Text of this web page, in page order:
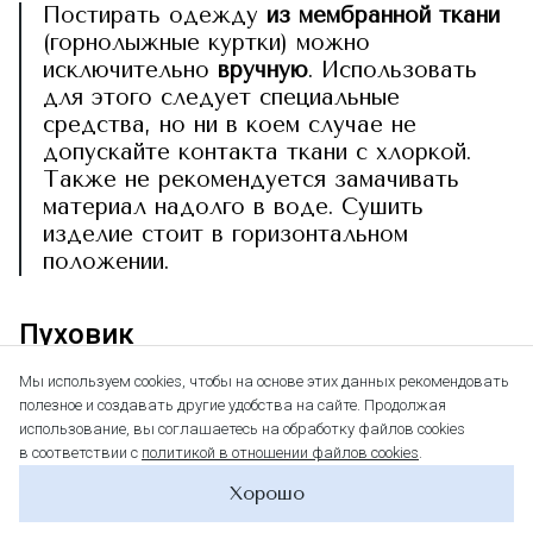
Постирать одежду из мембранной ткани
(горнолыжные куртки) можно
исключительно вручную. Использовать
для этого следует специальные
средства, но ни в коем случае не
допускайте контакта ткани с хлоркой.
Также не рекомендуется замачивать
материал надолго в воде. Сушить
изделие стоит в горизонтальном
положении.
Пуховик
Стирать пуховик нужно по мере загрязнения и
перед уборкой на хранение. Если он не сильно
загрязнен, то можно попробовать ручную
стирку. Главное – его тщательно
выполоскать. Иначе на пуховике останутся
Мы используем cookies, чтобы на основе этих данных рекомендовать
полезное и создавать другие удобства на сайте. Продолжая
использование, вы соглашаетесь на обработку файлов cookies
в соответствии с политикой в отношении файлов cookies.
Хорошо